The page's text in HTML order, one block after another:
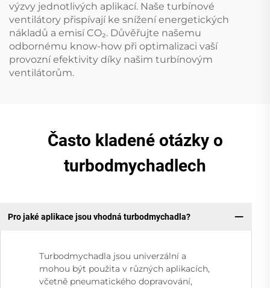
výzvy jednotlivých aplikací. Naše turbínové
ventilátory přispívají ke snížení energetických
nákladů a emisí CO₂. Důvěřujte našemu
odbornému know-how při optimalizaci vaší
provozní efektivity díky našim turbínovým
ventilátorům.
Často kladené otázky o
turbodmychadlech
Pro jaké aplikace jsou vhodná turbodmychadla?
Turbodmychadla jsou univerzální a
mohou být použita v různých aplikacích,
včetně pneumatického dopravování,